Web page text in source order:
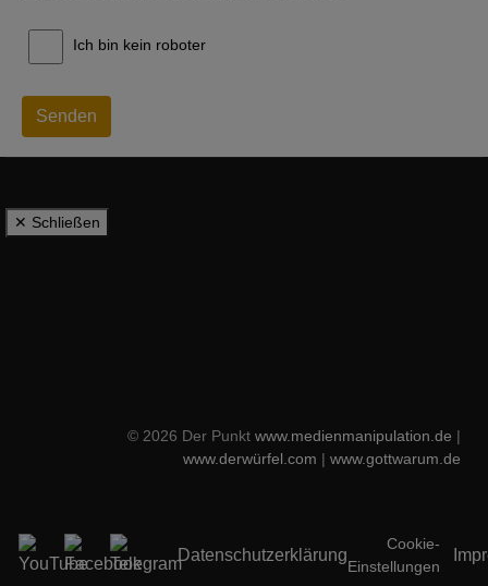
Ich bin kein roboter
Senden
✕ Schließen
© 2026 Der Punkt www.medienmanipulation.de |
www.derwürfel.com | www.gottwarum.de
Datenschutzerklärung
Cookie-
Einstellungen